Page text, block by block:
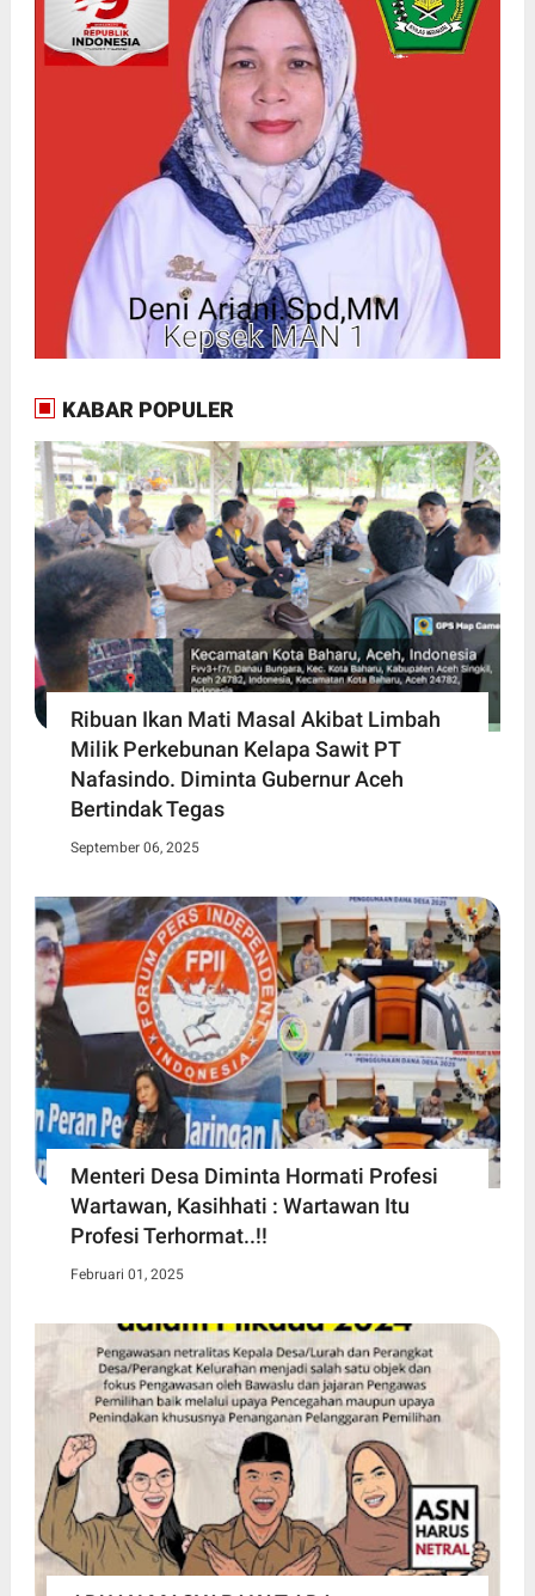
KABAR POPULER
Ribuan Ikan Mati Masal Akibat Limbah
Milik Perkebunan Kelapa Sawit PT
Nafasindo. Diminta Gubernur Aceh
Bertindak Tegas
September 06, 2025
Menteri Desa Diminta Hormati Profesi
Wartawan, Kasihhati : Wartawan Itu
Profesi Terhormat..!!
Februari 01, 2025